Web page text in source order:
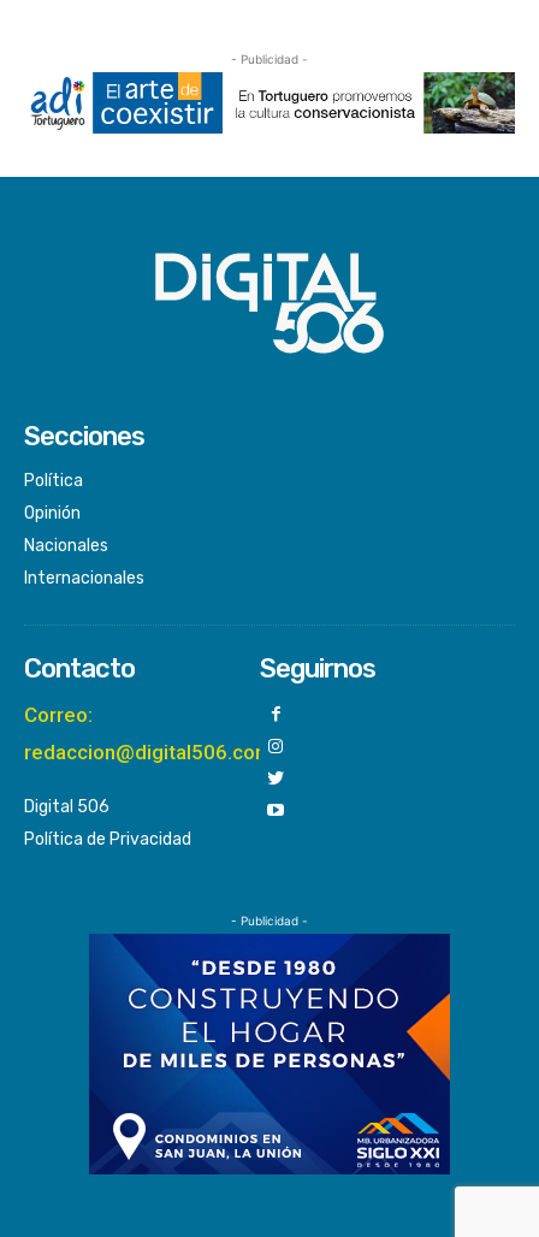
- Publicidad -
Secciones
Política
Opinión
Nacionales
Internacionales
Contacto
Correo:
redaccion@digital506.com
Digital 506
Política de Privacidad
Seguirnos
- Publicidad -